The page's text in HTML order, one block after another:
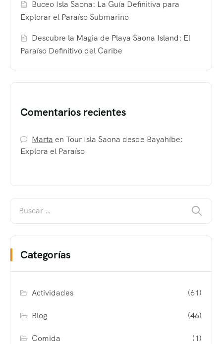
Buceo Isla Saona: La Guía Definitiva para
Explorar el Paraíso Submarino
Descubre la Magia de Playa Saona Island: El
Paraíso Definitivo del Caribe
Comentarios recientes
Marta enTour Isla Saona desde Bayahíbe:
Explora el Paraíso
Categorías
Actividades (61)
Blog (46)
Comida (1)